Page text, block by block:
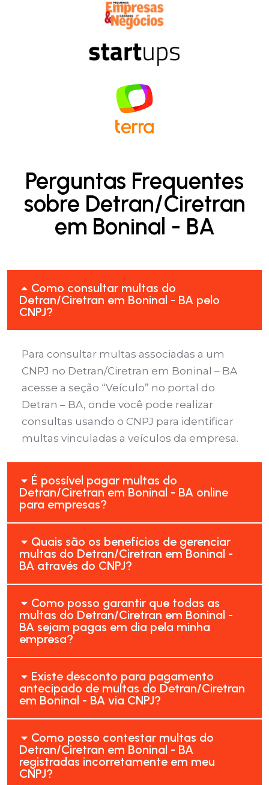
Perguntas Frequentes
sobre Detran/Ciretran
em Boninal - BA
Como consultar multas do
Detran/Ciretran em Boninal - BA pelo
CNPJ?
Para consultar multas associadas a um
CNPJ no Detran/Ciretran em Boninal – BA
acesse a seção “Veículo” no portal do
Detran – BA, onde você pode realizar
consultas usando o CNPJ para identificar
multas vinculadas a veículos da empresa.
É possível pagar multas do
Detran/Ciretran em Boninal - BA online
para empresas?
Quais são os benefícios de gerenciar
multas do Detran/Ciretran em Boninal -
BA através do CNPJ?
Como posso garantir que todas as
multas do Detran/Ciretran em Boninal -
BA sejam pagas em dia pela minha
empresa?
Existe desconto para pagamento
antecipado de multas do Detran/Ciretran
em Boninal - BA via CNPJ?
Como posso contestar multas do
Detran/Ciretran em Boninal - BA
registradas incorretamente em meu
CNPJ?